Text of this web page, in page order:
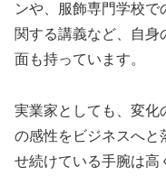
ンや、服飾専門学校で
関する講義など、自身
面も持っています。
実業家としても、変化
の感性をビジネスへと
せ続けている手腕は高